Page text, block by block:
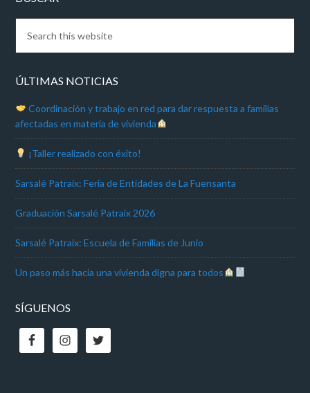
ÚLTIMAS NOTICIAS
Coordinación y trabajo en red para dar respuesta a familias
afectadas en materia de vivienda
¡Taller realizado con éxito!
Sarsalé Patraix: Feria de Entidades de La Fuensanta
Graduación Sarsalé Patraix 2026
Sarsalé Patraix: Escuela de Familias de Junio
Un paso más hacia una vivienda digna para todos
SÍGUENOS